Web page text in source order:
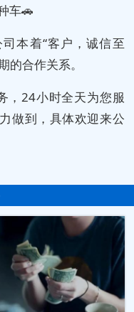
车🚗
本着“客户，诚信至
的合作关系。
，24小时全天为您服
做到，具体欢迎来公